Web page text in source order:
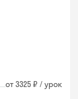
от 3325 ₽ / урок